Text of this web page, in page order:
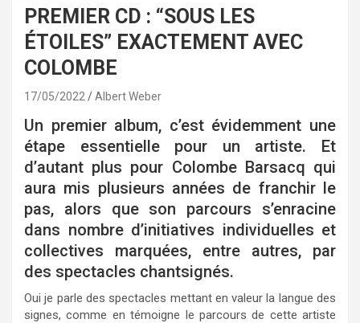
PREMIER CD : “SOUS LES
ÉTOILES” EXACTEMENT AVEC
COLOMBE
17/05/2022 Albert Weber
Un premier album, c’est évidemment une
étape essentielle pour un artiste. Et
d’autant plus pour Colombe Barsacq qui
aura mis plusieurs années de franchir le
pas, alors que son parcours s’enracine
dans nombre d’initiatives individuelles et
collectives marquées, entre autres, par
des spectacles chantsignés.
Oui je parle des spectacles mettant en valeur la langue des
signes, comme en témoigne le parcours de cette artiste